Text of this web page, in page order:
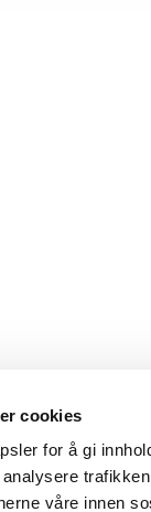
cookies
for å gi
våre innen